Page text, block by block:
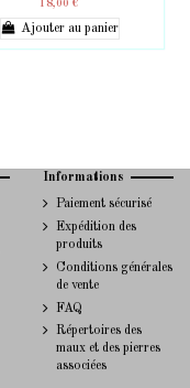
18,00 €
Ajouter au panier
Informations
Paiement sécurisé
Expédition des
produits
Conditions générales
de vente
FAQ
Répertoires des
maux et des pierres
associées